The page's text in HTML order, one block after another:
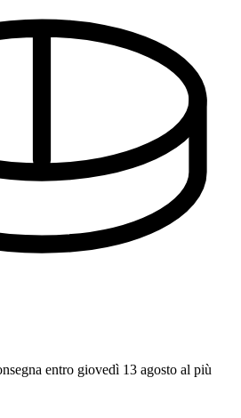
entro giovedì 13 agosto al più